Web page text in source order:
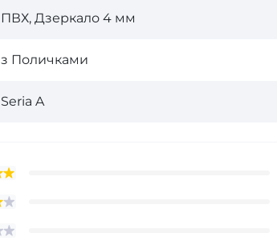
ПВХ, Дзеркало 4 мм
з Поличками
Seria A